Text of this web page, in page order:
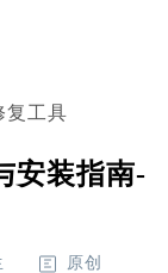
工具
安装指南-
原创